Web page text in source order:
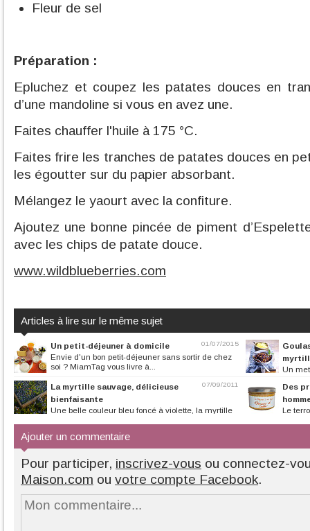
Fleur de sel
Préparation :
Epluchez et coupez les patates douces en
d’une mandoline si vous en avez une.
Faites chauffer l'huile à 175 °C.
Faites frire les tranches de patates douces en
les égoutter sur du papier absorbant.
Mélangez le yaourt avec la confiture.
Ajoutez une bonne pincée de piment
avec les chips de patate douce.
www.wildblueberries.com
Articles à lire sur le même sujet
01/07/2015
Un petit-déjeuner à domicile
Envie d'un bon petit-déjeuner sans sortir de chez
soi ? MiamTag vous livre à...
Un
07/09/2011
La myrtille sauvage, délicieuse
bienfaisante
Une belle couleur bleu foncé à violette, la myrtille
Des
Le
Ajouter un commentaire
Pour participer, inscrivez-vous ou connectez-
Maison.com ou votre compte Facebook.